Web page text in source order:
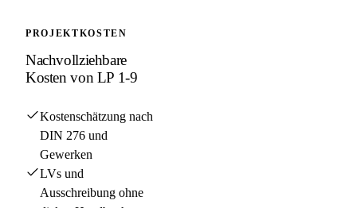
PROJEKTKOSTEN
Nachvollziehbare
Kosten von LP 1-9
Kostenschätzung nach
DIN 276 und
Gewerken
LVs und
Ausschreibung ohne